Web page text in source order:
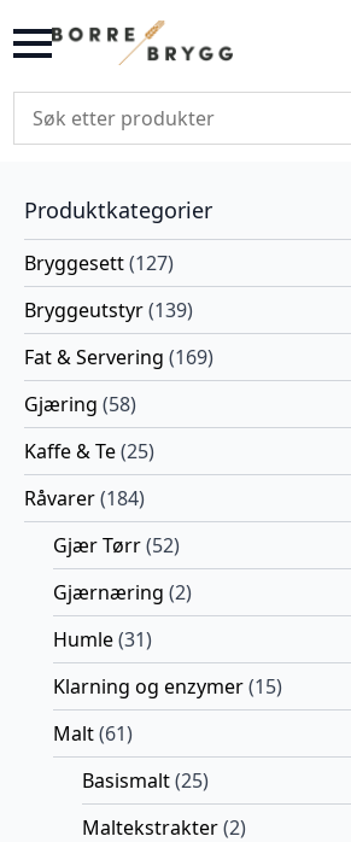
Produktkategorier
Bryggesett(127)
Bryggeutstyr(139)
Fat & Servering (169)
Gjæring (58)
Kaffe & Te(25)
Råvarer(184)
Gjær Tørr(52)
Gjærnæring (2)
Humle(31)
Klarning og enzymer(15)
Malt(61)
Basismalt(25)
Maltekstrakter(2)